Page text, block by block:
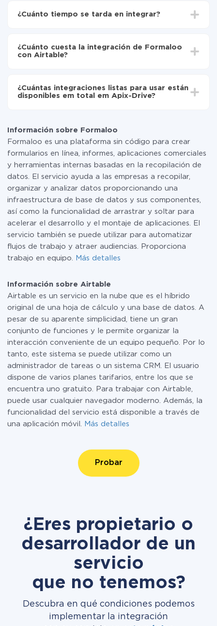
Elija qué datos transferir de Formaloo a Airtable
de Formaloo a Airtable
¿Cuánto tiempo se tarda en integrar?
oscilar entre 5 y 30 minutos. En promedio, la
configuración tarda entre 10 y 15 minutos.
¿Cuánto cuesta la integración de Formaloo
con Airtable?
tarifas. Usted solo paga por la cantidad de datos que
realmente se transfieren de uno de sus sistemas a otro
manera segura un plan de tarifa gratuita o cambiar a
uno de pago, si es necesario. Más detalles sobre
tarifas.
¿Cuántas integraciones listas para usar están
disponibles em total em Apix-Drive?
Información sobre Formaloo
Formaloo es una plataforma sin código para crear
formularios en línea, informes, aplicaciones comerciales
y herramientas internas basadas en la recopilación de
datos. El servicio ayuda a las empresas a recopilar,
organizar y analizar datos proporcionando una
infraestructura de base de datos y sus componentes,
así como la funcionalidad de arrastrar y soltar para
acelerar el desarrollo y el montaje de aplicaciones. El
servicio también se puede utilizar para automatizar
flujos de trabajo y atraer audiencias. Proporciona
trabajo en equipo.
Más detalles
Información sobre Airtable
Airtable es un servicio en la nube que es el híbrido
original de una hoja de cálculo y una base de datos. A
pesar de su aparente simplicidad, tiene un gran
conjunto de funciones y le permite organizar la
interacción conveniente de un equipo pequeño. Por lo
tanto, este sistema se puede utilizar como un
administrador de tareas o un sistema CRM. El usuario
dispone de varios planes tarifarios, entre los que se
encuentra uno gratuito. Para trabajar con Airtable,
puede usar cualquier navegador moderno. Además, la
funcionalidad del servicio está disponible a través de
una aplicación móvil.
Más detalles
Probar
¿Eres propietario o
desarrollador de un
servicio
que no tenemos?
Descubra en qué condiciones podemos
implementar la integración